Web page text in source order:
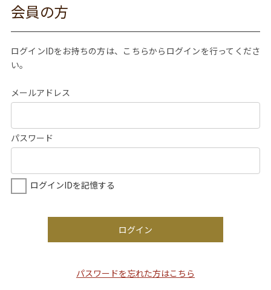
会員の方
ログインIDをお持ちの方は、こちらからログインを行ってくださ
い。
メールアドレス
パスワード
ログインIDを記憶する
ログイン
パスワードを忘れた方はこちら